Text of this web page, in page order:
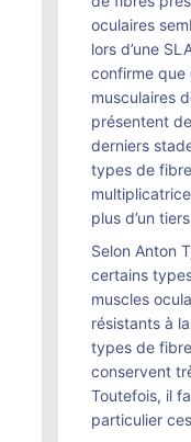
oculaires
lors d’une
confirme
musculaires
présentent
derniers
types de
plus d’un
Selon Anton
certains
muscles
résistants à
types de
conservent
Toutefois, il
particulier